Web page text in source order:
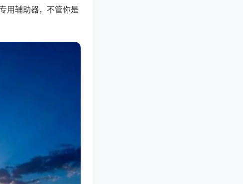
用辅助器，不管你是